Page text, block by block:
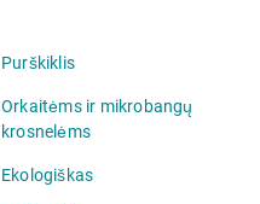
Purškiklis
Orkaitėms ir mikrobangų
krosnelėms
Ekologiškas